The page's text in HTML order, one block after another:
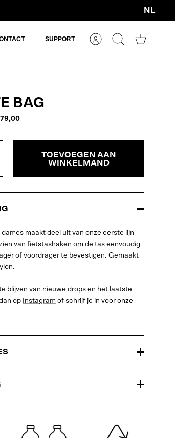
Valuta
NL
SUPPORT
AccountZoeken
BAG
TOEVOEGEN AAN
WINKELMAND
dames maakt deel uit van onze eerste lijn
van fietstashaken om de tas eenvoudig
of voordrager te bevestigen. Gemaakt
blijven van nieuwe drops en het laatste
op Instagram of schrijf je in voor onze